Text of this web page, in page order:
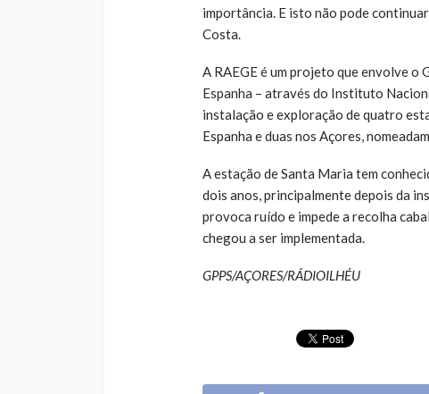
importância. E isto não pode
Costa.
A RAEGE é um projeto que envolve o
Espanha – através do Instituto
instalação e exploração de quatro
Espanha e duas nos Açores,
A estação de Santa Maria tem
dois anos, principalmente depois da
provoca ruído e impede a recolha
chegou a ser implementada.
GPPS/AÇORES/RÁDIOILHÉU